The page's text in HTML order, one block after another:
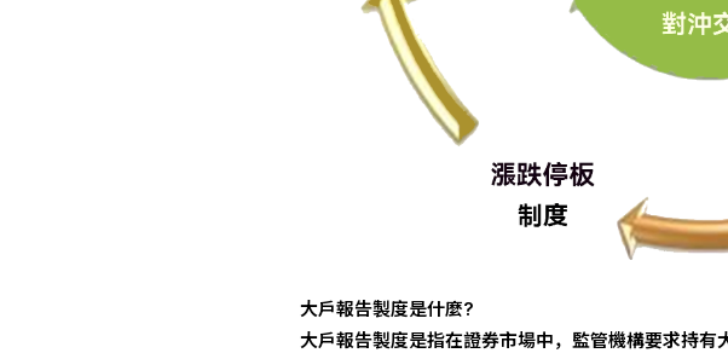
大戶報告製度是什麼?
大戶報告製度是指在證券市場中，監管機構要求持